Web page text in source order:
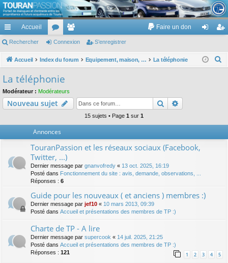
TouranPassion
Le forum des propriétaires ou futurs acquéreurs du Volkswagen Touran
cc
ès
pi
de
Accueil
or
u
e
m
Faire un don
ne nr
Rechercher Connexion S’enregistrer
Accueil Index du forum Equipement, maison, famille, passion, hobby, détente, ... La téléphonie
c
La téléphonie
Modérateur : Modérateurs
Nouveau sujet Rechercher
15 sujets • Page 1 sur 1
Annonces
TouranPassion et les réseaux sociaux (Facebook,
Twitter, ...)
Dernier message par gnanvofredy « 13 oct. 2025, 16:19
Posté dans Fonctionnement du site : avis, demande, observations, ...
Réponses : 6
Guide pour les nouveaux ( et anciens ) membres :)
Dernier message par jef10 « 10 mars 2013, 09:39
Posté dans Accueil et présentations des membres de TP :)
Charte de TP - A lire
Dernier message par supercook « 14 juil. 2025, 21:25
Posté dans Accueil et présentations des membres de TP :)
Réponses : 121 1 2 3 4 5